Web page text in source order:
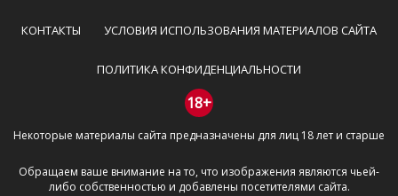
КОНТАКТЫ УСЛОВИЯ ИСПОЛЬЗОВАНИЯ МАТЕРИАЛОВ САЙТА
ПОЛИТИКА КОНФИДЕНЦИАЛЬНОСТИ
18+
Некоторые материалы сайта предназначены для лиц 18 лет и старше
Обращаем ваше внимание на то, что изображения являются чьей-
либо собственностью и добавлены посетителями сайта.